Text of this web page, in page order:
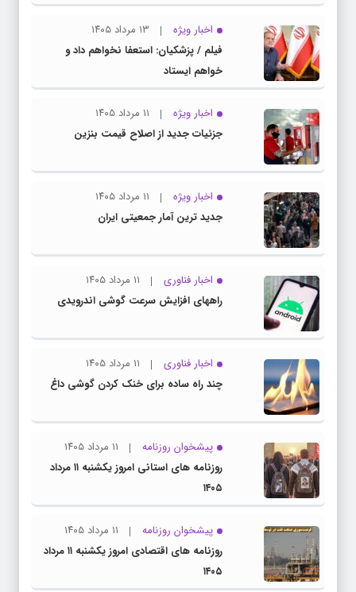
اخبار ویژه
۱۳ مرداد ۱۴۰۵
فیلم / پزشکیان: استعفا نخواهم داد و
خواهم ایستاد
اخبار ویژه
۱۱ مرداد ۱۴۰۵
جزئیات جدید از اصلاح قیمت بنزین
اخبار ویژه
۱۱ مرداد ۱۴۰۵
جدید ترین آمار جمعیتی ایران
اخبار فناوری
۱۱ مرداد ۱۴۰۵
راههای افزایش سرعت گوشی اندرویدی
اخبار فناوری
۱۱ مرداد ۱۴۰۵
چند راه‌ ساده برای خنک کردن گوشی داغ
پیشخوان روزنامه
۱۱ مرداد ۱۴۰۵
روزنامه های استانی امروز یکشنبه ۱۱ مرداد
۱۴۰۵
پیشخوان روزنامه
۱۱ مرداد ۱۴۰۵
روزنامه های اقتصادی امروز یکشنبه ۱۱ مرداد
۱۴۰۵